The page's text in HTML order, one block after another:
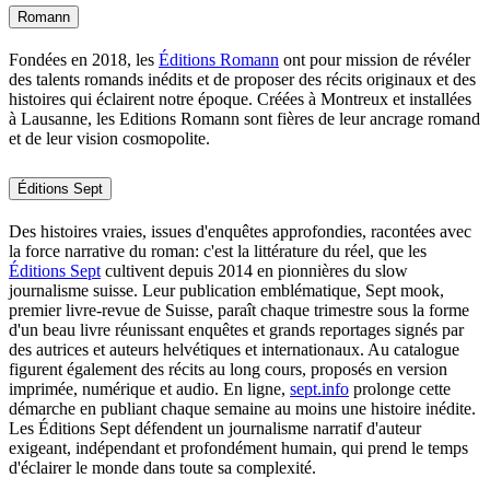
Romann
Fondées en 2018, les Éditions Romann ont pour mission de révéler
des talents romands inédits et de proposer des récits originaux et des
histoires qui éclairent notre époque. Créées à Montreux et installées
à Lausanne, les Editions Romann sont fières de leur ancrage romand
et de leur vision cosmopolite.
Éditions Sept
Des histoires vraies, issues d'enquêtes approfondies, racontées avec
la force narrative du roman: c'est la littérature du réel, que les
Éditions Sept cultivent depuis 2014 en pionnières du slow
journalisme suisse. Leur publication emblématique, Sept mook,
premier livre-revue de Suisse, paraît chaque trimestre sous la forme
d'un beau livre réunissant enquêtes et grands reportages signés par
des autrices et auteurs helvétiques et internationaux. Au catalogue
figurent également des récits au long cours, proposés en version
imprimée, numérique et audio. En ligne, sept.info prolonge cette
démarche en publiant chaque semaine au moins une histoire inédite.
Les Éditions Sept défendent un journalisme narratif d'auteur
exigeant, indépendant et profondément humain, qui prend le temps
d'éclairer le monde dans toute sa complexité.